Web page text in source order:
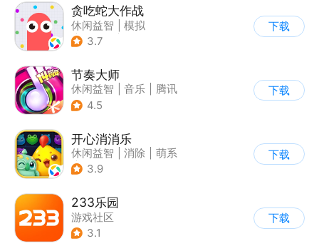
贪吃蛇大作战
休闲益智
模拟
| 贪吃蛇
3.7
下载
节奏大师
休闲益智 音乐
腾讯
4.5
下载
开心消消乐
休闲益智 消除
萌系
| 乐元素
3.9
下载
233乐园
游戏社区
3.1
下载